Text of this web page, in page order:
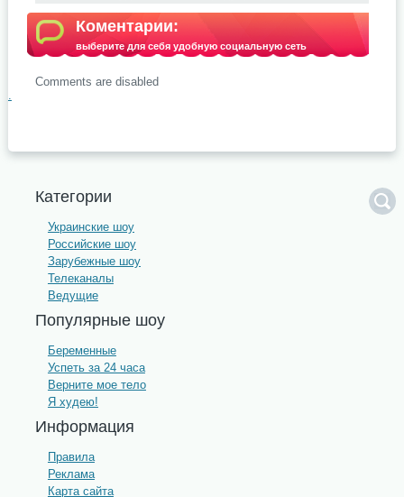
Коментарии:
выберите для себя удобную социальную сеть
Comments are disabled
.
Категории
Украинские шоу
Российские шоу
Зарубежные шоу
Телеканалы
Ведущие
Популярные шоу
Беременные
Успеть за 24 часа
Верните мое тело
Я худею!
Информация
Правила
Реклама
Карта сайта